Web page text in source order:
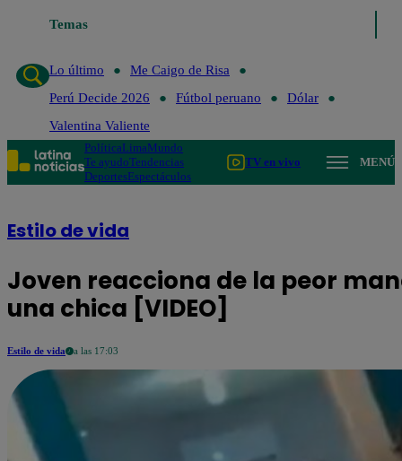
Temas
Lo último
Me Caigo de Risa
Perú Decide 2026
Fútbol peruano
Dólar
Valentina Valiente
PolíticaLimaMundo
Te ayudoTendencias
DeportesEspectáculos
TV en vivo MENÚ
Estilo de vida
Joven reacciona de la peor
una chica [VIDEO]
Estilo de vida a las 17:03